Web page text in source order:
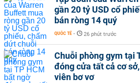
gần 20 tỷ USD cổ
bán ròng 14 quý
QUỐC TẾ - 26 phút trước
Chuỗi phòng gym tại
đóng cửa tất cả cơ
viên bơ vơ